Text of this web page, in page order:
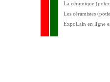
La céramique
Les céramistes
ExpoLain en ligne